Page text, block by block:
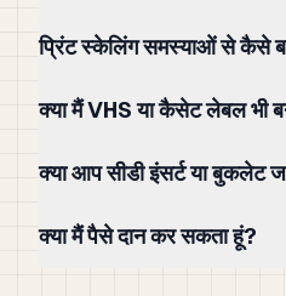
प्रिंट स्केलिंग समस्याओं से कैसे
क्या मैं VHS या कैसेट लेबल भी
क्या आप सीडी इंसर्ट या बुकलेट
क्या मैं पैसे दान कर सकता हूं?